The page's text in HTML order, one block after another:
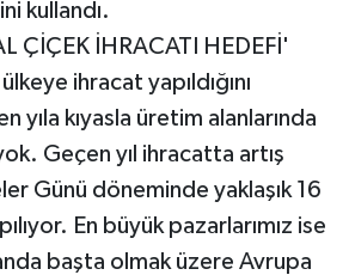
kullandı.
ÇİÇEK İHRACATI HEDEFİ'
ihracat yapıldığını
yıla kıyasla üretim alanlarında
Geçen yıl ihracatta artış
Günü döneminde yaklaşık 16
En büyük pazarlarımız ise
başta olmak üzere Avrupa